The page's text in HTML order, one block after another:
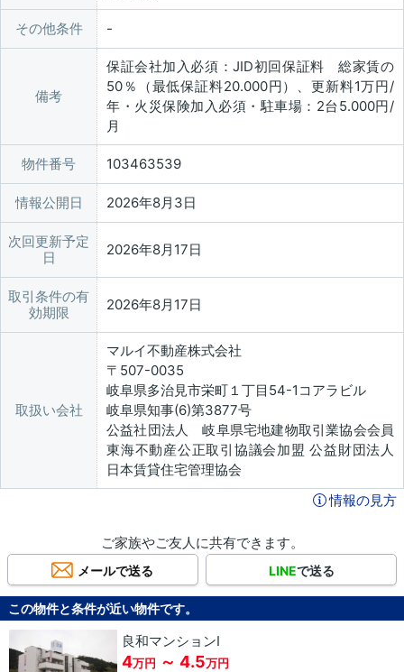
その他条件
備考
保証会社加入必須：JID初回保証料 総家賃の
50％（最低保証料20.000円）、更新料1万円/
年・火災保険加入必須・駐車場：2台5.000円/
月
物件番号 103463539
情報公開日 2026年8月3日
次回更新予定
日
2026年8月17日
取引条件の有
効期限
2026年8月17日
取扱い会社
マルイ不動産株式会社
〒507-0035
岐阜県多治見市栄町１丁目54-1コアラビル
岐阜県知事(6)第3877号
公益社団法人 岐阜県宅地建物取引業協会会員
東海不動産公正取引協議会加盟 公益財団法人
日本賃貸住宅管理協会
情報の見方
ご家族やご友人に共有できます。
メールで送る LINEで送る
この物件と条件が近い物件です。
良和マンションⅠ
4万円 ～ 4.5万円